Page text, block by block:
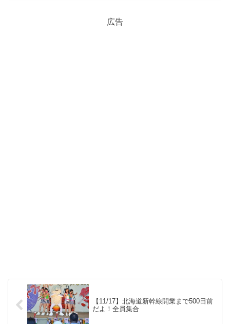
広告
【11/17】北海道新幹線開業まで500日前
だよ！全員集合